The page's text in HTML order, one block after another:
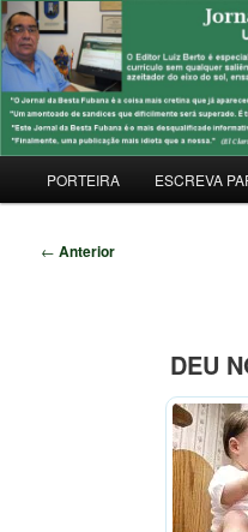
Pular
para
o
conteúdo
principalJORNAL DA
Uma Gazeta Escrota
principal
PORTEIRA ESCREVA
Navegação
← Anterior
DEU